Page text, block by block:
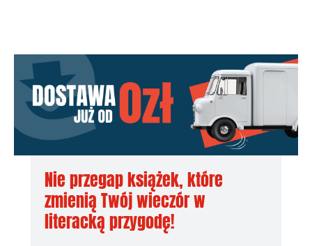
Nie przegap książek, które
zmienią Twój wieczór w
literacką przygodę!